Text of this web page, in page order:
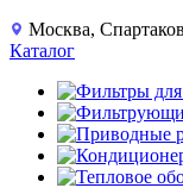
Москва,
Каталог